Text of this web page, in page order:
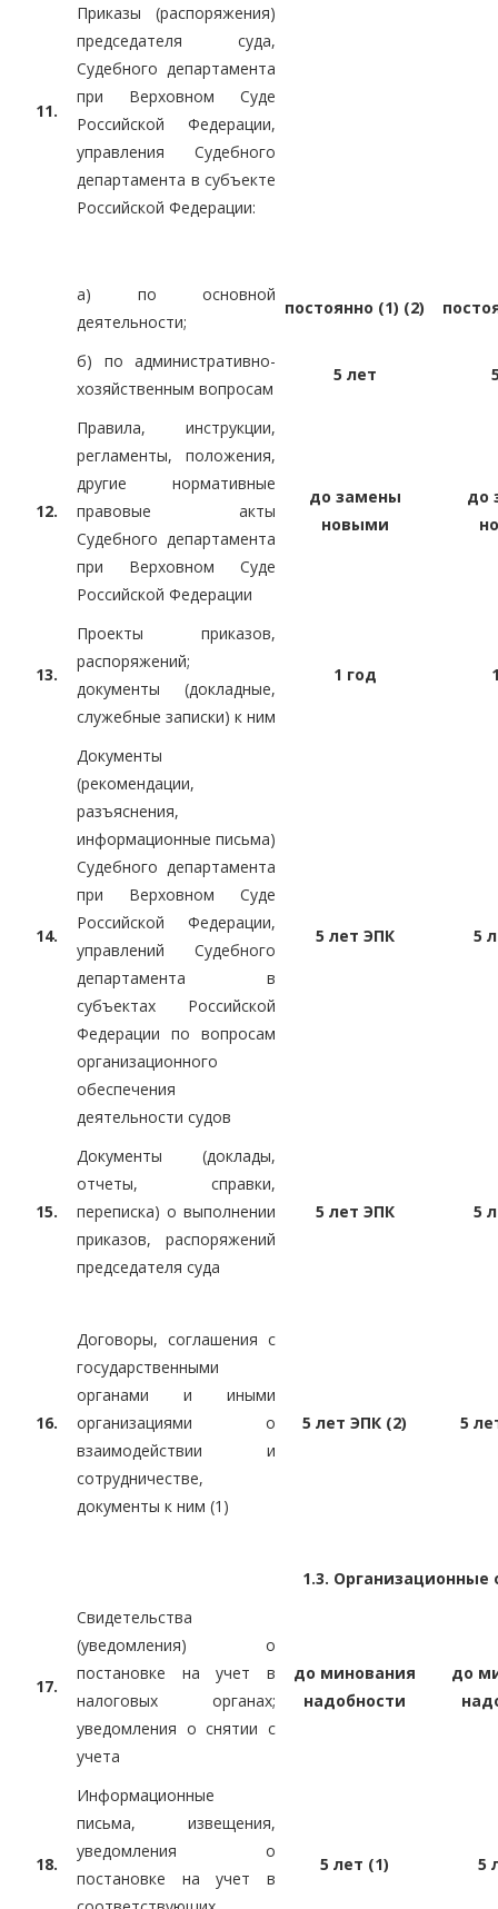
11.
Приказы (распоряжения)
председателя суда,
Судебного департамента
при Верховном Суде
Российской Федерации,
управления Судебного
департамента в субъекте
Российской Федерации:
а) по основной
деятельности;
постоянно (1) (2)
б) по административно-
хозяйственным вопросам
5 лет
12.
Правила, инструкции,
регламенты, положения,
другие нормативные
правовые акты
Судебного департамента
при Верховном Суде
Российской Федерации
до замены
новыми
до
13.
Проекты приказов,
распоряжений;
документы (докладные,
служебные записки) к ним
1 год
14.
Документы
(рекомендации,
разъяснения,
информационные письма)
Судебного департамента
при Верховном Суде
Российской Федерации,
управлений Судебного
департамента в
субъектах Российской
Федерации по вопросам
организационного
обеспечения
деятельности судов
5 лет ЭПК 5
15.
Документы (доклады,
отчеты, справки,
переписка) о выполнении
приказов, распоряжений
председателя суда
5 лет ЭПК 5
16.
Договоры, соглашения с
государственными
органами и иными
организациями о
взаимодействии и
сотрудничестве,
документы к ним (1)
5 лет ЭПК (2) 5
1.3. Организационные
17.
Свидетельства
(уведомления) о
постановке на учет в
налоговых органах;
уведомления о снятии с
учета
до минования
надобности
до
18.
Информационные
письма, извещения,
уведомления о
постановке на учет в
5 лет (1) 5